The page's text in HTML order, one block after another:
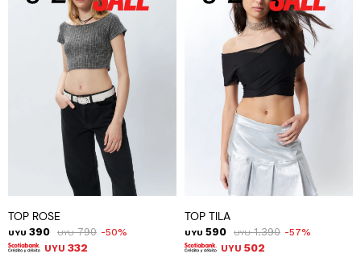
TOP ROSE
UYU 390 UYU 790 50
UYU 332
TOP TILA
UYU 590 UYU 1.390 57
UYU 502